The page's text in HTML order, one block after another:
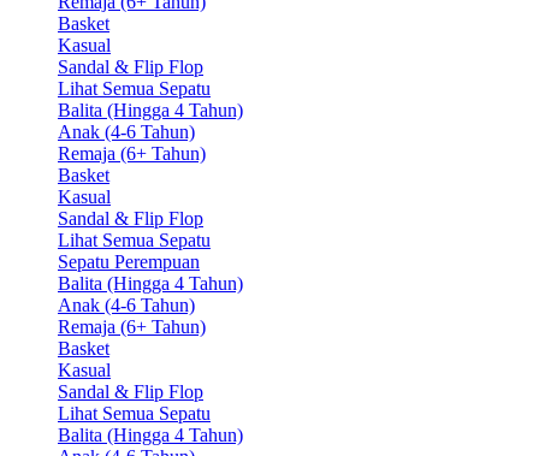
Basket
Kasual
Sandal & Flip Flop
Lihat Semua Sepatu
Balita (Hingga 4 Tahun)
Anak (4-6 Tahun)
Remaja (6+ Tahun)
Basket
Kasual
Sandal & Flip Flop
Lihat Semua Sepatu
Sepatu Perempuan
Balita (Hingga 4 Tahun)
Anak (4-6 Tahun)
Remaja (6+ Tahun)
Basket
Kasual
Sandal & Flip Flop
Lihat Semua Sepatu
Balita (Hingga 4 Tahun)